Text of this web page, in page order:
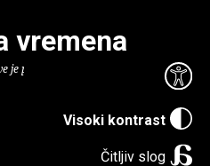
Visoki kontrast
Čitljiv slog
vremena
je puno knjiga.